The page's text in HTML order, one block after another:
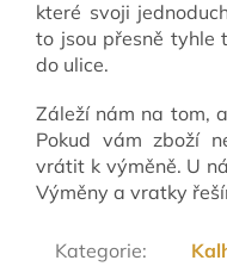
které svoji
to jsou přesně tyhle
do ulice.
Záleží nám na tom,
Pokud vám zboží
vrátit k výměně. U
Výměny a vratky
Kategorie: